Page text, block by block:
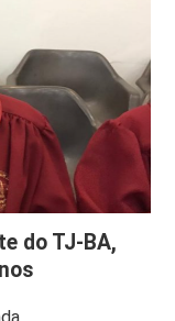
do TJ-BA,